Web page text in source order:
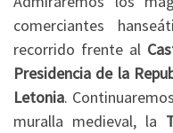
comerciantes
recorrido frente al
Presidencia de la
Letonia.
muralla medieval, la